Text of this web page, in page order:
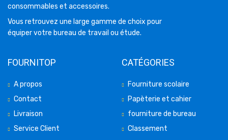
consommables et accessoires.
Vous retrouvez une large gamme de choix pour
équiper votre bureau de travail ou étude.
FOURNITOP
A propos
Contact
Livraison
Service Client
CATÉGORIES
Fourniture scolaire
Papèterie et cahier
fourniture de bureau
Classement